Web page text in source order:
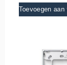
Toevoegen aan